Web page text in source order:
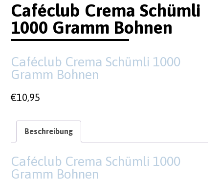
Caféclub Crema Schümli
1000 Gramm Bohnen
Caféclub Crema Schümli 1000
Gramm Bohnen
€10,95
Beschreibung
Caféclub Crema Schümli 1000
Gramm Bohnen